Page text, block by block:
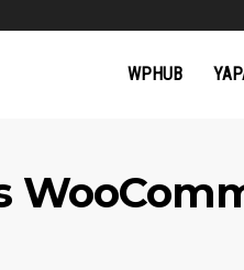
WPHUB